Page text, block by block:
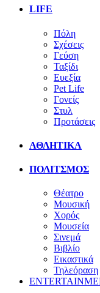
LIFE
Πόλη
Σχέσεις
Γεύση
Ταξίδι
Ευεξία
Pet Life
Γονείς
Στυλ
Προτάσεις
ΑΘΛΗΤΙΚΑ
ΠΟΛΙΤΣΜΟΣ
Θέατρο
Μουσική
Χορός
Μουσεία
Σινεμά
Βιβλίο
Εικαστικά
Τηλεόραση